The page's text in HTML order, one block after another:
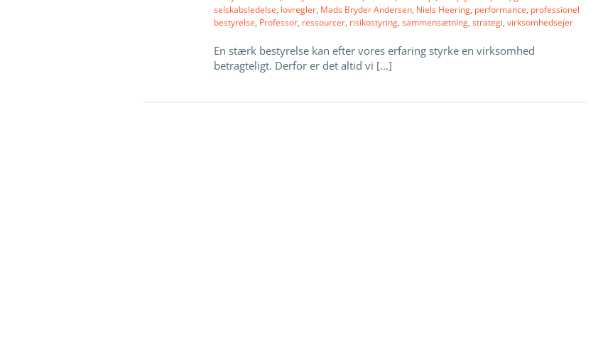
selskabsledelse, lovregler, Mads Bryder Andersen, Niels Heering, performance, professionel
bestyrelse, Professor, ressourcer, risikostyring, sammensætning, strategi, virksomhedsejer
En stærk bestyrelse kan efter vores erfaring styrke en virksomhed
betragteligt. Derfor er det altid vi [...]